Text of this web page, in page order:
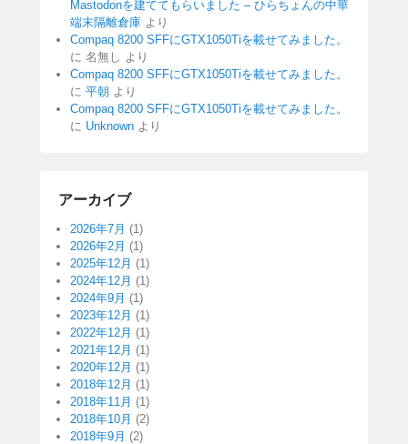
Mastodonを建ててもらいました – ひらちょんの中華
端末隔離倉庫 より
Compaq 8200 SFFにGTX1050Tiを載せてみました。
に 名無し より
Compaq 8200 SFFにGTX1050Tiを載せてみました。
に 平朝 より
Compaq 8200 SFFにGTX1050Tiを載せてみました。
に Unknown より
アーカイブ
2026年7月 (1)
2026年2月 (1)
2025年12月 (1)
2024年12月 (1)
2024年9月 (1)
2023年12月 (1)
2022年12月 (1)
2021年12月 (1)
2020年12月 (1)
2018年12月 (1)
2018年11月 (1)
2018年10月 (2)
2018年9月 (2)